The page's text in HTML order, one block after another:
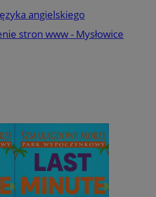
angielskiego
stron www - Mysłowice